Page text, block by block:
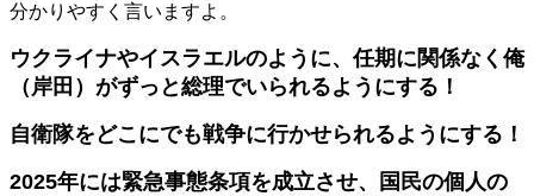
分かりやすく言いますよ。
ウクライナやイスラエルのように、任期に関係なく俺
（岸田）がずっと総理でいられるようにする！
自衛隊をどこにでも戦争に行かせられるようにする！
2025年には緊急事態条項を成立させ、国民の個人の